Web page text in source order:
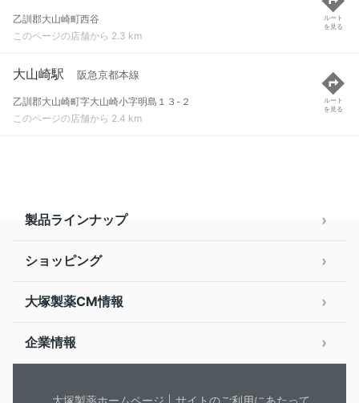
乙訓郡大山崎町西谷
このページの店舗から 2.3 km
ルート
を見る
大山崎駅 阪急京都本線
乙訓郡大山崎町字大山崎小字明島１３-２
このページの店舗から 2.4 km
ルート
を見る
製品ラインナップ
ショッピング
大塚製薬CM情報
企業情報